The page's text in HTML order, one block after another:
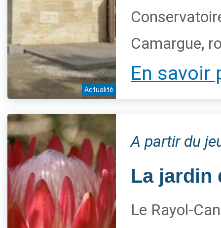
Actualité
Camargue,
En savoir
A partir du
La jardin
Le Rayol-